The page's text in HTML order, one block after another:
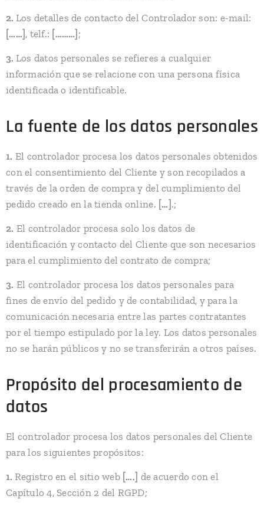
2. Los detalles de contacto del Controlador son: e-mail:
[……] , telf.: [………] ;
3. Los datos personales se refieres a cualquier
información que se relacione con una persona física
identificada o identificable.
La fuente de los datos personales
1. El controlador procesa los datos personales obtenidos
con el consentimiento del Cliente y son recopilados a
través de la orden de compra y del cumplimiento del
pedido creado en la tienda online. […] .;
2. El controlador procesa solo los datos de
identificación y contacto del Cliente que son necesarios
para el cumplimiento del contrato de compra;
3. El controlador procesa los datos personales para
fines de envío del pedido y de contabilidad, y para la
comunicación necesaria entre las partes contratantes
por el tiempo estipulado por la ley. Los datos personales
no se harán públicos y no se transferirán a otros países.
Propósito del procesamiento de
datos
El controlador procesa los datos personales del Cliente
para los siguientes propósitos:
1. Registro en el sitio web [….] de acuerdo con el
Capítulo 4, Sección 2 del RGPD;